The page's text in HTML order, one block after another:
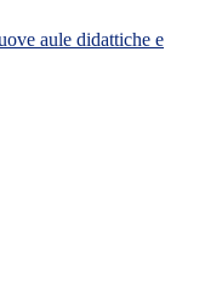
aule didattiche e